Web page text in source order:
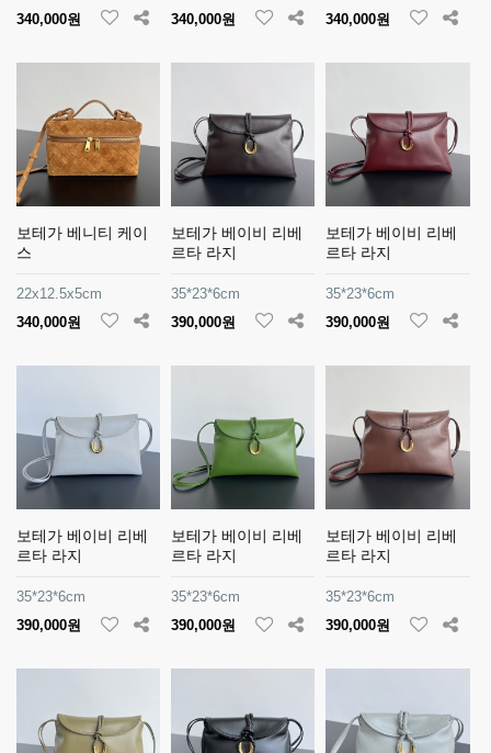
340,000원
340,000원
340,000원
보테가 베니티 케이
스
22x12.5x5cm
340,000원
보테가 베이비 리베
르타 라지
35*23*6cm
390,000원
보테가 베이비 리베
르타 라지
35*23*6cm
390,000원
보테가 베이비 리베
르타 라지
35*23*6cm
390,000원
보테가 베이비 리베
르타 라지
35*23*6cm
390,000원
보테가 베이비 리베
르타 라지
35*23*6cm
390,000원